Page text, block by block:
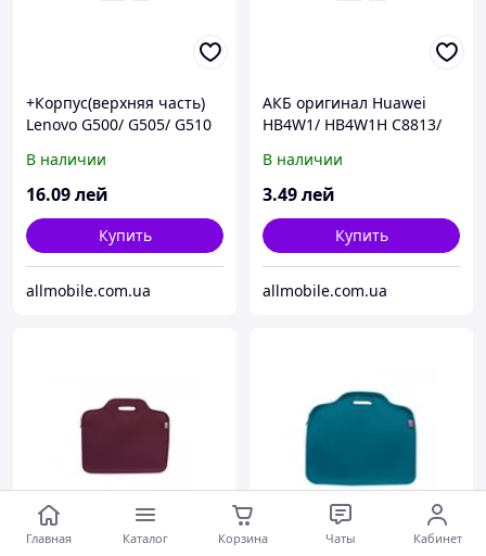
+Корпус(верхняя часть)
Lenovo G500/ G505/ G510
В наличии
16.09лей
Купить
allmobile.com.ua
АКБ оригинал Huawei
HB4W1/ HB4W1H C8813/
U8686/ U8685/ U8951/
Y210/
В наличии
3.49лей
Купить
allmobile.com.ua
Главная Каталог Корзина Чаты Кабинет